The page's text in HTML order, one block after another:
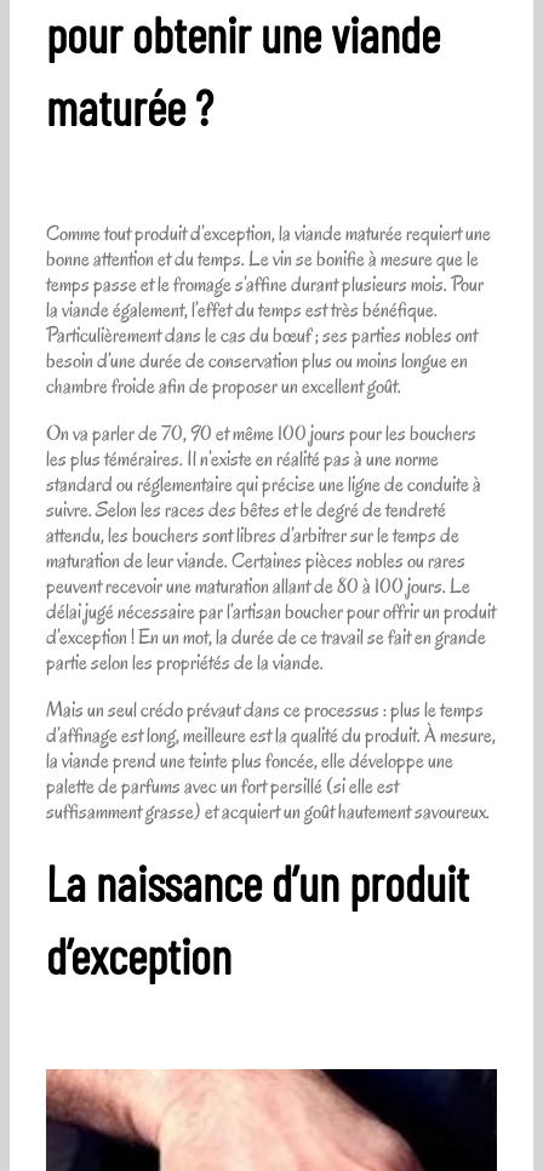
pour obtenir une viande
maturée ?
Comme tout produit d’exception, la viande maturée requiert une
bonne attention et du temps. Le vin se bonifie à mesure que le
temps passe et le fromage s’affine durant plusieurs mois. Pour
la viande également, l’effet du temps est très bénéfique.
Particulièrement dans le cas du bœuf ; ses parties nobles ont
besoin d’une durée de conservation plus ou moins longue en
chambre froide afin de proposer un excellent goût.
On va parler de 70, 90 et même 100 jours pour les bouchers
les plus téméraires. Il n’existe en réalité pas à une norme
standard ou réglementaire qui précise une ligne de conduite à
suivre. Selon les races des bêtes et le degré de tendreté
attendu, les bouchers sont libres d’arbitrer sur le temps de
maturation de leur viande. Certaines pièces nobles ou rares
peuvent recevoir une maturation allant de 80 à 100 jours. Le
délai jugé nécessaire par l’artisan boucher pour offrir un produit
d’exception ! En un mot, la durée de ce travail se fait en grande
partie selon les propriétés de la viande.
Mais un seul crédo prévaut dans ce processus : plus le temps
d’affinage est long, meilleure est la qualité du produit. À mesure,
la viande prend une teinte plus foncée, elle développe une
palette de parfums avec un fort persillé (si elle est
suffisamment grasse) et acquiert un goût hautement savoureux.
La naissance d’un produit
d’exception